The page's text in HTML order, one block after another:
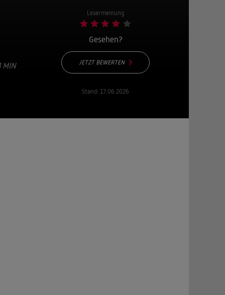
MIN
Lesermeinung
Gesehen?
JETZT BEWERTEN
Stand: 17.06.2026